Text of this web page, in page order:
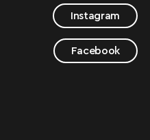
Instagram
Facebook